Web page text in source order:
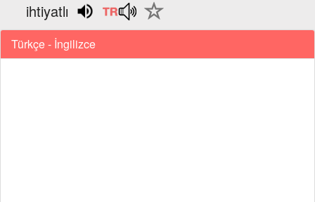
ihtiyatlı
Türkçe - İngilizce